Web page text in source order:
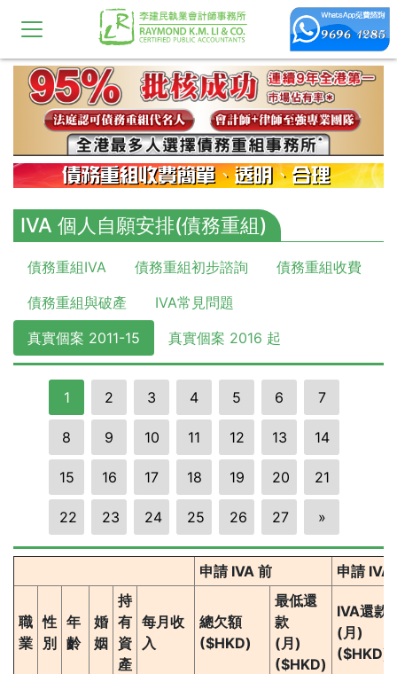
IVA 個人自願安排(債務重組)
債務重組IVA 債務重組初步諮詢
債務重組收費
債務重組與破產
IVA常見問題
真實個案 2011-15
真實個案 2016 起
1 2 3 4 5 6 7
8 9 10 11 12 13 14
15 16 17 18 19 20 21
22 23 24 25 26 27 »
申請 IVA 前 申請 IVA
職
業
性
別
年
齡
婚
姻
持
有
資
產
每月收
入
總欠額
($HKD)
最低還
款
(月)
($HKD)
IVA還款
(月)
($HKD)